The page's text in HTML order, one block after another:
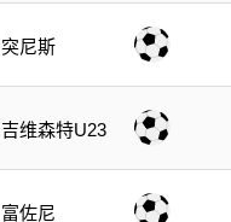
突尼斯
吉维森特U23
富佐尼